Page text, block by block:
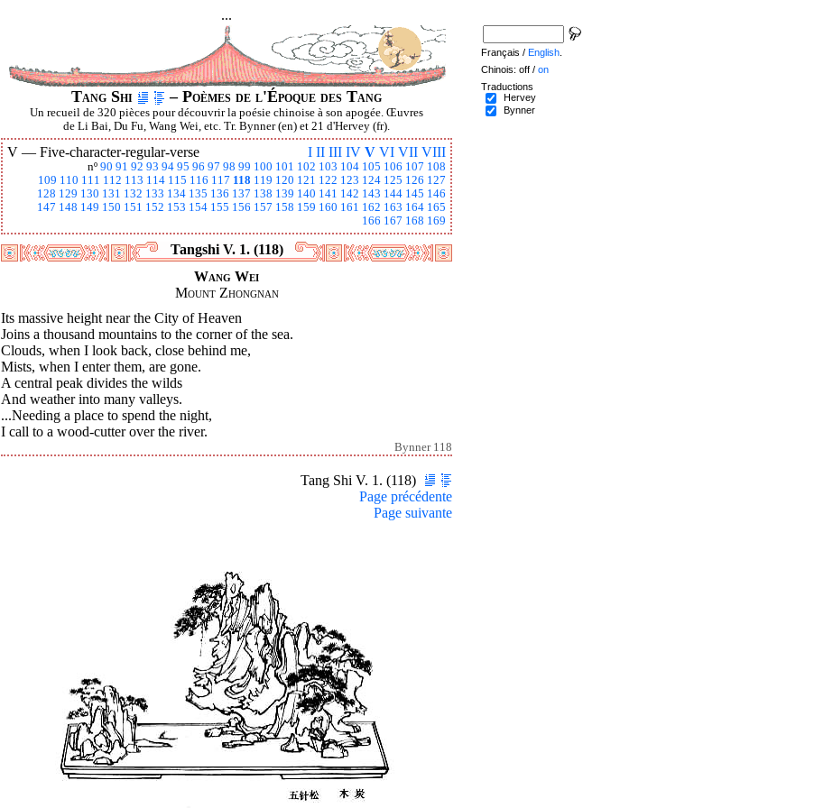
...
Tang Shi – Poèmes de l'Époque des Tang
Un recueil de 320 pièces pour découvrir la poésie chinoise à son apogée. Œuvres
de Li Bai, Du Fu, Wang Wei, etc. Tr. Bynner (en) et 21 d'Hervey (fr).
I II III IV V VI VII VIII
V — Five-character-regular-verse
nº 90 91 92 93 94 95 96 97 98 99 100 101 102 103 104 105 106 107 108
109 110 111 112 113 114 115 116 117 118 119 120 121 122 123 124 125 126 127
128 129 130 131 132 133 134 135 136 137 138 139 140 141 142 143 144 145 146
147 148 149 150 151 152 153 154 155 156 157 158 159 160 161 162 163 164 165
166 167 168 169
Tangshi V. 1. (118)
Wang Wei
Mount Zhongnan
Its massive height near the City of Heaven
Joins a thousand mountains to the corner of the sea.
Clouds, when I look back, close behind me,
Mists, when I enter them, are gone.
A central peak divides the wilds
And weather into many valleys.
...Needing a place to spend the night,
I call to a wood-cutter over the river.
Bynner 118
Tang Shi V. 1. (118)
Page précédente
Page suivante
Français / English
Chinois: off / on
Traductions
Hervey
Bynner